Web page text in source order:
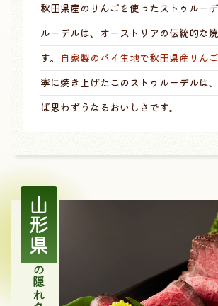
秋田県産のりんごを使ったストゥルー
ルーデルは、オーストリアの伝統的な
す。 自家製のパイ生地で秋田県産りんご
寧に焼き上げたこのストゥルーデルは
ば思わずうなるおいしさです。
山形県